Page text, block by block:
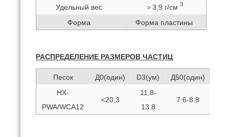
Удельный вес ＞3,9 г/см 3
Форма Форма пластины
РАСПРЕДЕЛЕНИЕ РАЗМЕРОВ ЧАСТИЦ
Песок Д0(один) D3(ум) Д50(один)
HX-
PWA/WCA12
<20,3
11.8-
13.8
7.6-8.8